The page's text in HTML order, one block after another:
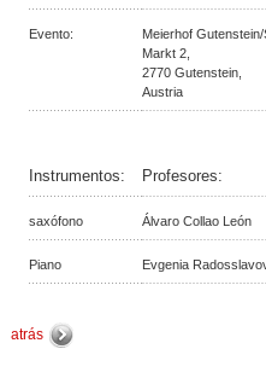
Evento:
Meierhof
Markt 2,
2770 Gutenstein,
Austria
Instrumentos: Profesores:
saxófono Álvaro Collao León
Piano Evgenia
atrás